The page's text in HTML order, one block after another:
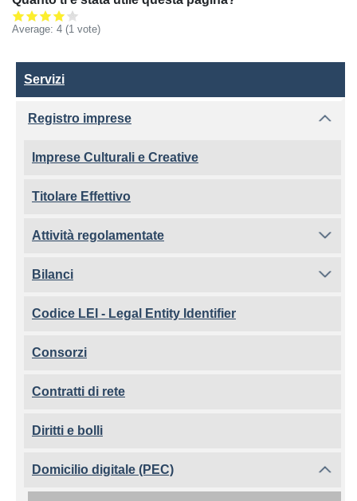
Average: 4 (1 vote)
Servizi
Servizi
Registro imprese
Imprese Culturali e Creative
Titolare Effettivo
Attività regolamentate
Bilanci
Codice LEI - Legal Entity Identifier
Consorzi
Contratti di rete
Diritti e bolli
Domicilio digitale (PEC)